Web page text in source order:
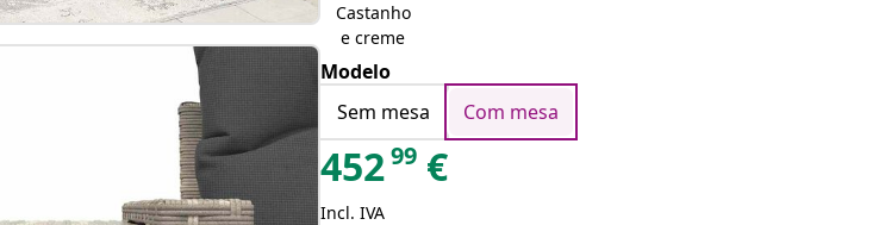
Castanho
e creme
Modelo
Sem mesa
Com mesa
45299 €
Incl. IVA